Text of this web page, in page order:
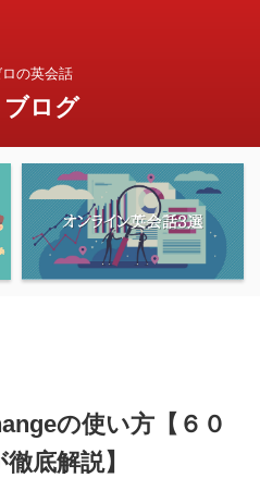
の英会話
ブログ
の使い方【６０
底解説】